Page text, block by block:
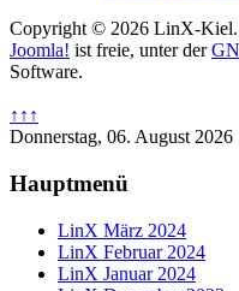
Copyright © 2026 LinX-Kiel.
Joomla! ist freie, unter der
Software.
↑↑↑
Donnerstag, 06. August 2026
Hauptmenü
LinX März 2024
LinX Februar 2024
LinX Januar 2024